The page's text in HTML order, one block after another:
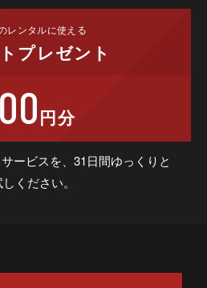
レンタルに使える
プレゼント
円分
ービスを、31日間ゆっくりと
ください。